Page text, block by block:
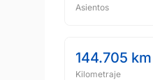
Asientos
144.705 km
Kilometraje